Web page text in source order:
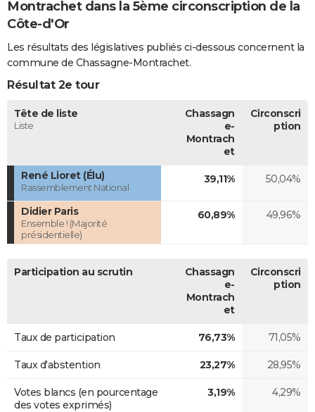
Montrachet dans la 5ème circonscription de la
Côte-d'Or
Les résultats des législatives publiés ci-dessous concernent la
commune de Chassagne-Montrachet.
Résultat 2e tour
Tête de liste
Liste
Chassagn
e-
Montrach
et
Circonscri
ption
René Lioret (Élu)
Rassemblement National
39,11% 50,04%
Didier Paris
Ensemble ! (Majorité
présidentielle)
60,89% 49,96%
Participation au scrutin
Chassagn
e-
Montrach
et
Circonscri
ption
Taux de participation 76,73% 71,05%
Taux d'abstention 23,27% 28,95%
Votes blancs (en pourcentage
des votes exprimés)
3,19% 4,29%